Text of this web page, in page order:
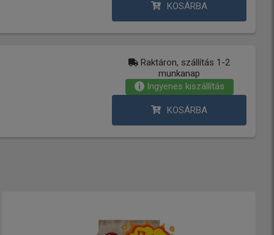
KOSÁRBA
Raktáron, szállítás 1-2
munkanap
Ingyenes kiszállítás
KOSÁRBA